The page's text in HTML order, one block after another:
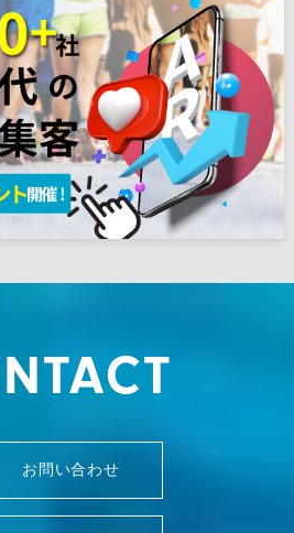
お問い合わせ